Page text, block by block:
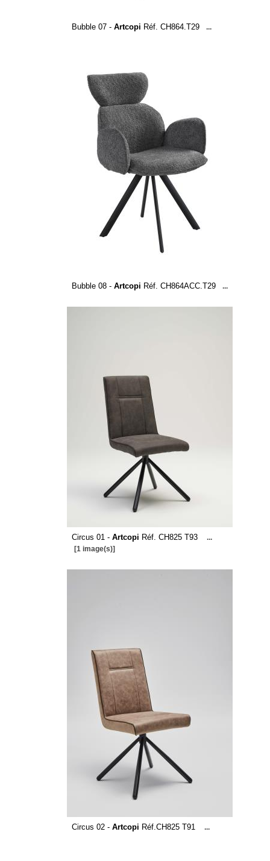
Bubble 07 - Artcopi Réf. CH864.T29 ...
Bubble 08 - Artcopi Réf. CH864ACC.T29 ...
Circus 01 - Artcopi Réf. CH825 T93
...
[1 image(s)]
Circus 02 - Artcopi Réf.CH825 T91 ...